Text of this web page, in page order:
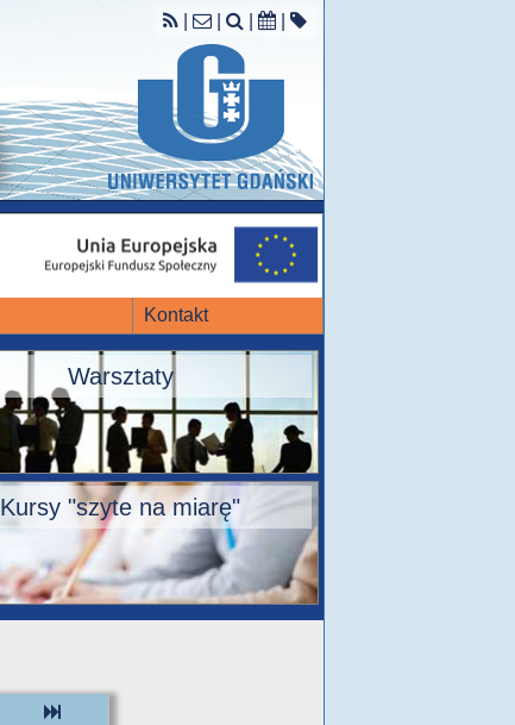
Kontakt
Warsztaty
Kursy "szyte na miarę"